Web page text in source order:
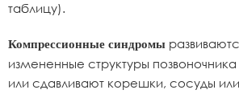
таблицу).
Компрессионные синдромы
измененные структуры
или сдавливают корешки, сосуды